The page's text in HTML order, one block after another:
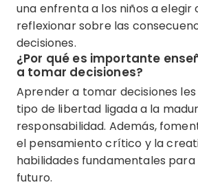
una enfrenta a los niños a elegir
reflexionar sobre las
decisiones.
¿Por qué es importante
a tomar decisiones?
Aprender a tomar decisiones
tipo de libertad ligada a la
responsabilidad. Además,
el pensamiento crítico y la
habilidades fundamentales para
futuro.